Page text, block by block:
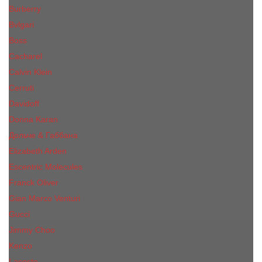
Burberry
Bvlgari
Boss
Cacharel
Calvin Klein
Cerruti
Davidoff
Donna Karan
Дольче & Габбана
Elizabeth Arden
Escentric Molecules
Franck Oliver
Gian Marco Venturi
Gucci
Jimmy Choo
Kenzo